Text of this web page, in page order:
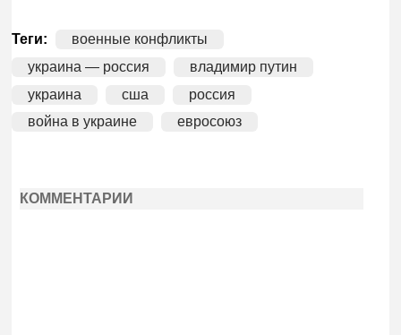
Теги:
военные конфликты
украина — россия
владимир путин
украина
сша
россия
война в украине
евросоюз
КОММЕНТАРИИ